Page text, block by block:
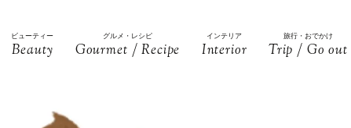
ビューティー
Beauty
グルメ・レシピ
Gourmet / Recipe
インテリア
Interior
旅行・おでかけ
Trip / Go out